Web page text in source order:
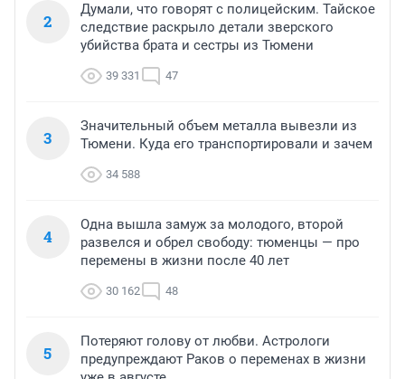
2
Думали, что говорят с полицейским. Тайское
следствие раскрыло детали зверского
убийства брата и сестры из Тюмени
39 331 47
3
Значительный объем металла вывезли из
Тюмени. Куда его транспортировали и зачем
34 588
4
Одна вышла замуж за молодого, второй
развелся и обрел свободу: тюменцы — про
перемены в жизни после 40 лет
30 162 48
5
Потеряют голову от любви. Астрологи
предупреждают Раков о переменах в жизни